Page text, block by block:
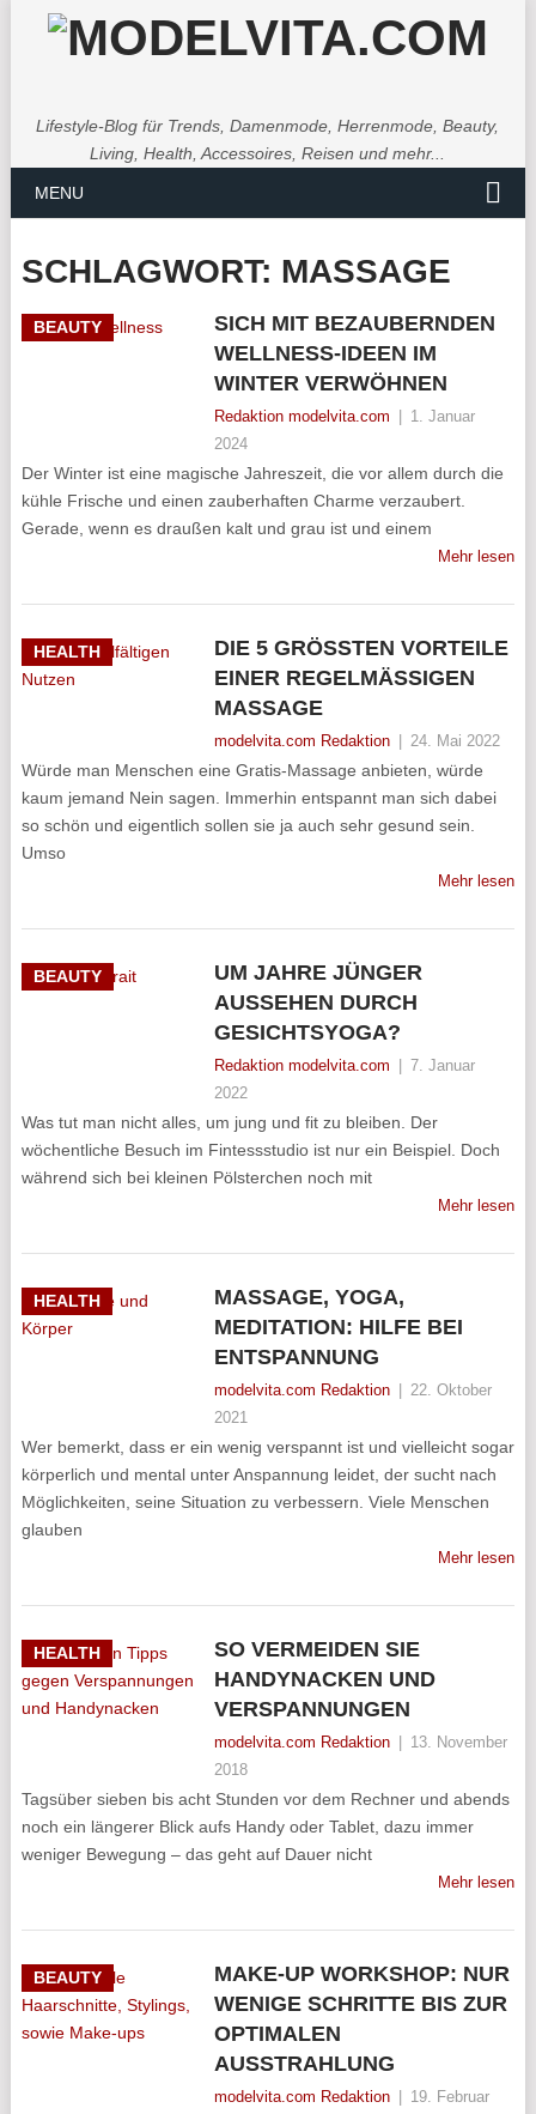
Lifestyle-Blog für Trends, Damenmode, Herrenmode, Beauty,
Living, Health, Accessoires, Reisen und mehr...
MENU
SCHLAGWORT: MASSAGE
BEAUTY
SICH MIT BEZAUBERNDEN
WELLNESS-IDEEN IM
WINTER VERWÖHNEN
Redaktion modelvita.com
1. Januar
2024
Der Winter ist eine magische Jahreszeit, die vor allem durch die
kühle Frische und einen zauberhaften Charme verzaubert.
Gerade, wenn es draußen kalt und grau ist und einem
Mehr lesen
HEALTH
DIE 5 GRÖSSTEN VORTEILE E
INER REGELMÄSSIGEN MA
SSAGE
modelvita.com Redaktion 24. Mai 2022
Würde man Menschen eine Gratis-Massage anbieten, würde
kaum jemand Nein sagen. Immerhin entspannt man sich dabei
so schön und eigentlich sollen sie ja auch sehr gesund sein.
Umso
Mehr lesen
BEAUTY
UM JAHRE JÜNGER
AUSSEHEN DURCH
GESICHTSYOGA?
Redaktion modelvita.com
7. Januar
2022
Was tut man nicht alles, um jung und fit zu bleiben. Der
wöchentliche Besuch im Fintessstudio ist nur ein Beispiel. Doch
während sich bei kleinen Pölsterchen noch mit
Mehr lesen
HEALTH
MASSAGE, YOGA,
MEDITATION: HILFE BEI
ENTSPANNUNG
modelvita.com Redaktion
22. Oktober
2021
Wer bemerkt, dass er ein wenig verspannt ist und vielleicht sogar
körperlich und mental unter Anspannung leidet, der sucht nach
Möglichkeiten, seine Situation zu verbessern. Viele Menschen
glauben
Mehr lesen
HEALTH
SO VERMEIDEN SIE
HANDYNACKEN UND
VERSPANNUNGEN
modelvita.com Redaktion
13. November
2018
Tagsüber sieben bis acht Stunden vor dem Rechner und abends
noch ein längerer Blick aufs Handy oder Tablet, dazu immer
weniger Bewegung – das geht auf Dauer nicht
Mehr lesen
BEAUTY
MAKE-UP WORKSHOP: NUR
WENIGE SCHRITTE BIS ZUR
OPTIMALEN
AUSSTRAHLUNG
modelvita.com Redaktion
19. Februar